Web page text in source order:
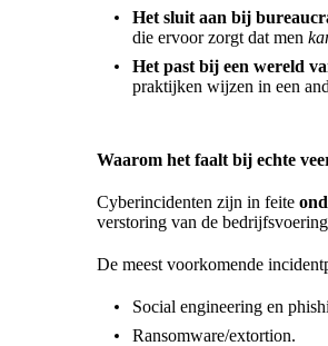
Het sluit aan bij
die ervoor zorgt dat men
Het past bij een wereld
praktijken wijzen in een
Waarom het faalt bij echte
Cyberincidenten zijn in feite
verstoring van de
De meest voorkomende
Social engineering en
Ransomware/extortion.